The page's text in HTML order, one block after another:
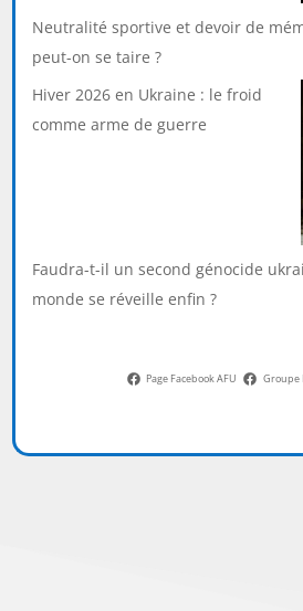
Neutralité sportive et devoir de
peut-on se taire ?
Hiver 2026 en Ukraine : le froid
comme arme de guerre
Faudra-t-il un second génocide
monde se réveille enfin ?
Page Facebook AFU Groupe